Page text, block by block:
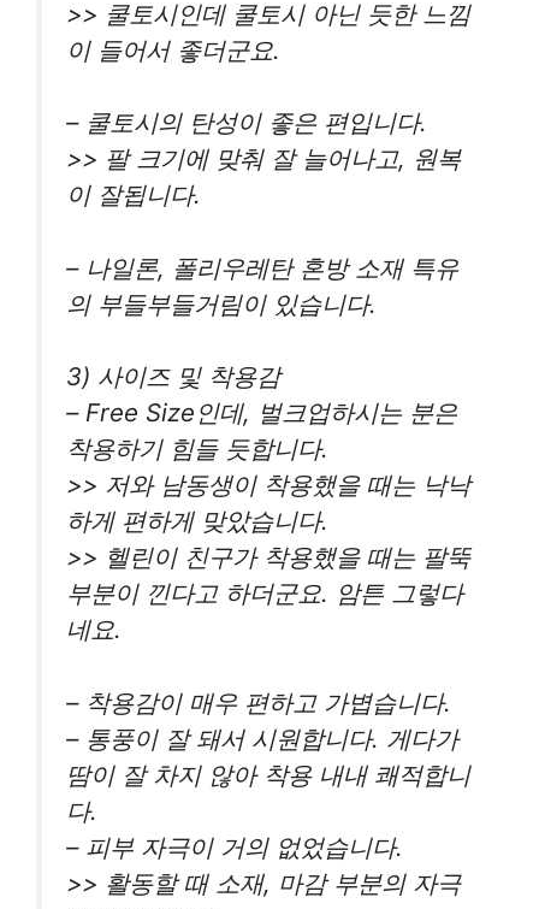
>> 쿨토시인데 쿨토시 아닌 듯한 느낌
이 들어서 좋더군요.
– 쿨토시의 탄성이 좋은 편입니다.
>> 팔 크기에 맞춰 잘 늘어나고, 원복
이 잘됩니다.
– 나일론, 폴리우레탄 혼방 소재 특유
의 부들부들거림이 있습니다.
3) 사이즈 및 착용감
– Free Size인데, 벌크업하시는 분은
착용하기 힘들 듯합니다.
>> 저와 남동생이 착용했을 때는 낙낙
하게 편하게 맞았습니다.
>> 헬린이 친구가 착용했을 때는 팔뚝
부분이 낀다고 하더군요. 암튼 그렇다
네요.
– 착용감이 매우 편하고 가볍습니다.
– 통풍이 잘 돼서 시원합니다. 게다가
땀이 잘 차지 않아 착용 내내 쾌적합니
다.
– 피부 자극이 거의 없었습니다.
>> 활동할 때 소재, 마감 부분의 자극